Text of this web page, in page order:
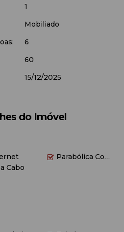
e guarda-sol);
ou falta de sinal).
1
Mobiliado
6
60
15/12/2025
do Imóvel
Parabólica Compartilhada
Cabo